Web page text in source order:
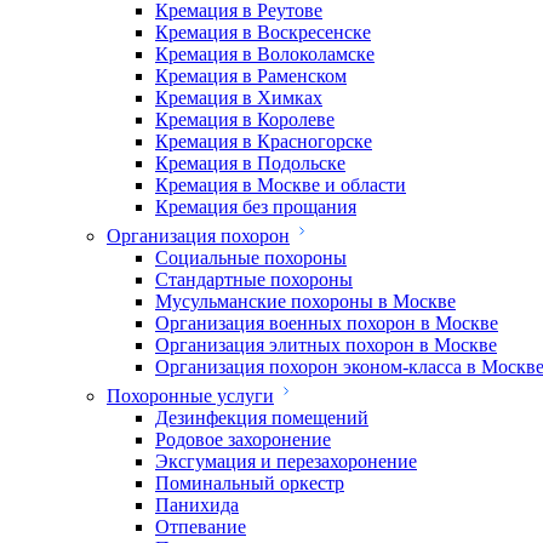
Кремация в Реутове
Кремация в Воскресенске
Кремация в Волоколамске
Кремация в Раменском
Кремация в Химках
Кремация в Королеве
Кремация в Красногорске
Кремация в Подольске
Кремация в Москве и области
Кремация без прощания
Организация похорон
Социальные похороны
Стандартные похороны
Мусульманские похороны в Москве
Организация военных похорон в Москве
Организация элитных похорон в Москве
Организация похорон эконом-класса в
Похоронные услуги
Дезинфекция помещений
Родовое захоронение
Эксгумация и перезахоронение
Поминальный оркестр
Панихида
Отпевание